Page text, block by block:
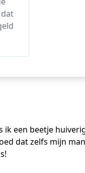
ik een beetje
dat zelfs mijn